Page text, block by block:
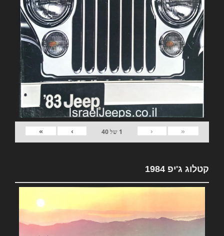
«
‹
1 של40
›
»
קטלוג ג'יפ 1984